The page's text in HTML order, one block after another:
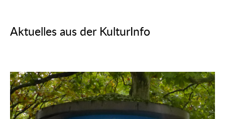
Aktuelles aus der KulturInfo